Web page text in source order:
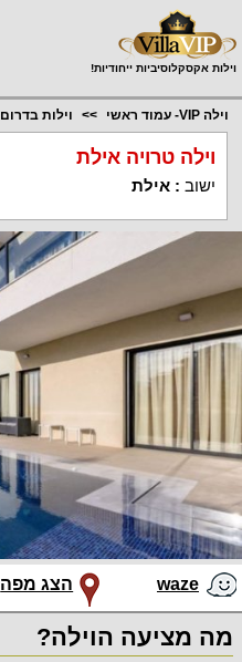
וילות אקסקלוסיביות ייחודיות!
וילה VIP- עמוד ראשי וילות בדרום
וילה טרויה אילת
ישוב :אילת
waze הצג מפה
מה מציעה הוילה?